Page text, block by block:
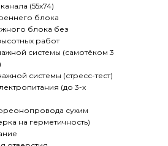
(55х74)
блока
блока без
работ
системы (самотёком 3
системы (стресс-тест)
(до 3-х
сухим
на герметичность)